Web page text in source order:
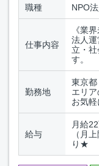
職種 NPO
仕事内容
《業
法人運
立・
す。
勤務地
東京
エリ
お気軽
給与
月給
（月
り★